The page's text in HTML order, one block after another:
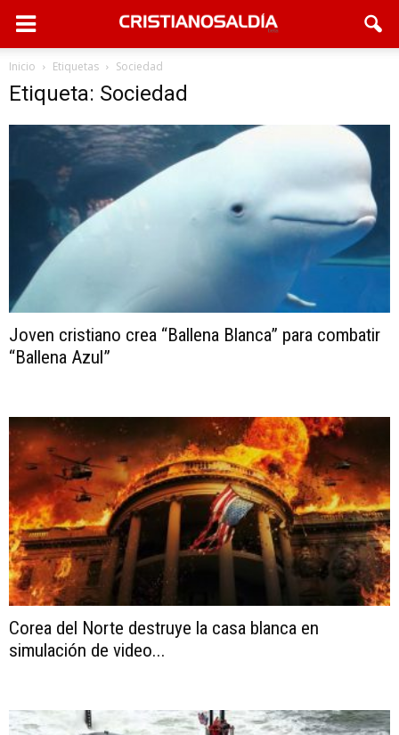
Inicio Etiquetas Sociedad
Etiqueta: Sociedad
Joven cristiano crea “Ballena Blanca” para combatir
“Ballena Azul”
Corea del Norte destruye la casa blanca en
simulación de video...